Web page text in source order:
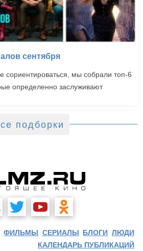
сентября
мы собрали топ-6
определенно заслуживают
подборки
ФИЛЬМЫ СЕРИАЛЫ БЛОГИ ЛЮДИ
КАЛЕНДАРЬ ПУБЛИКАЦИЙ